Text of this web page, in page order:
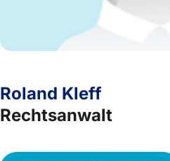
Roland Kleff
Rechtsanwalt